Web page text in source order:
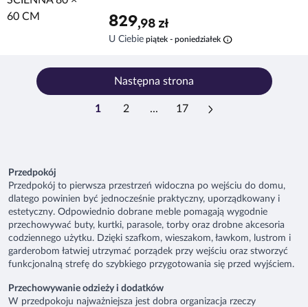
829,98 zł
U Ciebie piątek - poniedziałek info
Następna strona
1 2 ... 17
Przedpokój
Przedpokój to pierwsza przestrzeń widoczna po wejściu do domu,
dlatego powinien być jednocześnie praktyczny, uporządkowany i
estetyczny. Odpowiednio dobrane meble pomagają wygodnie
przechowywać buty, kurtki, parasole, torby oraz drobne akcesoria
codziennego użytku. Dzięki szafkom, wieszakom, ławkom, lustrom i
garderobom łatwiej utrzymać porządek przy wejściu oraz stworzyć
funkcjonalną strefę do szybkiego przygotowania się przed wyjściem.
Przechowywanie odzieży i dodatków
W przedpokoju najważniejsza jest dobra organizacja rzeczy